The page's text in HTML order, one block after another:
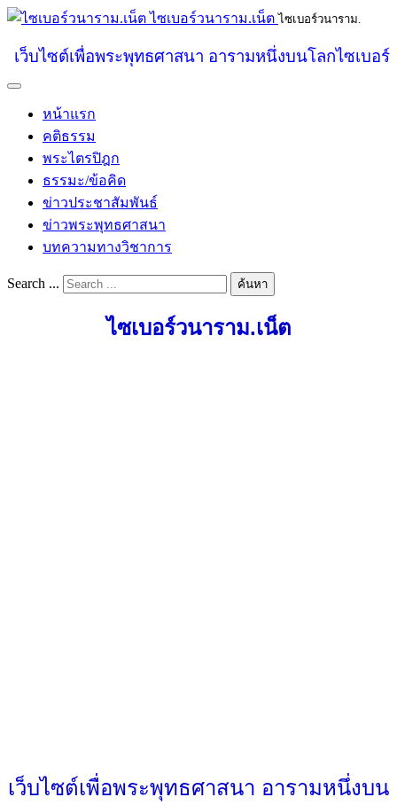
ไซเบอร์วนาราม.เน็ต ไซเบอร์วนาราม.
เว็บไซต์เพื่อพระพุทธศาสนา อารามหนึ่งบนโลกไซเบอร์
หน้าแรก
คติธรรม
พระไตรปิฎก
ธรรมะ/ข้อคิด
ข่าวประชาสัมพันธ์
ข่าวพระพุทธศาสนา
บทความทางวิชาการ
Search ... ค้นหา
ไซเบอร์วนาราม.เน็ต
เว็บไซต์เพื่อพระพุทธศาสนา อารามหนึ่งบน